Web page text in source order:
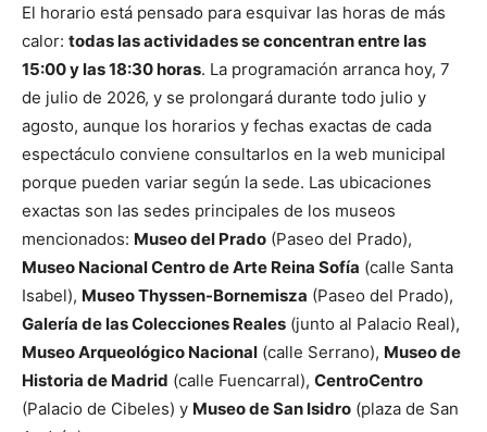
El horario está pensado para esquivar las horas de más
calor: todas las actividades se concentran entre las
15:00 y las 18:30 horas. La programación arranca hoy, 7
de julio de 2026, y se prolongará durante todo julio y
agosto, aunque los horarios y fechas exactas de cada
espectáculo conviene consultarlos en la web municipal
porque pueden variar según la sede. Las ubicaciones
exactas son las sedes principales de los museos
mencionados: Museo del Prado (Paseo del Prado),
Museo Nacional Centro de Arte Reina Sofía (calle Santa
Isabel), Museo Thyssen-Bornemisza (Paseo del Prado),
Galería de las Colecciones Reales (junto al Palacio Real),
Museo Arqueológico Nacional (calle Serrano), Museo de
Historia de Madrid (calle Fuencarral), CentroCentro
(Palacio de Cibeles) y Museo de San Isidro (plaza de San